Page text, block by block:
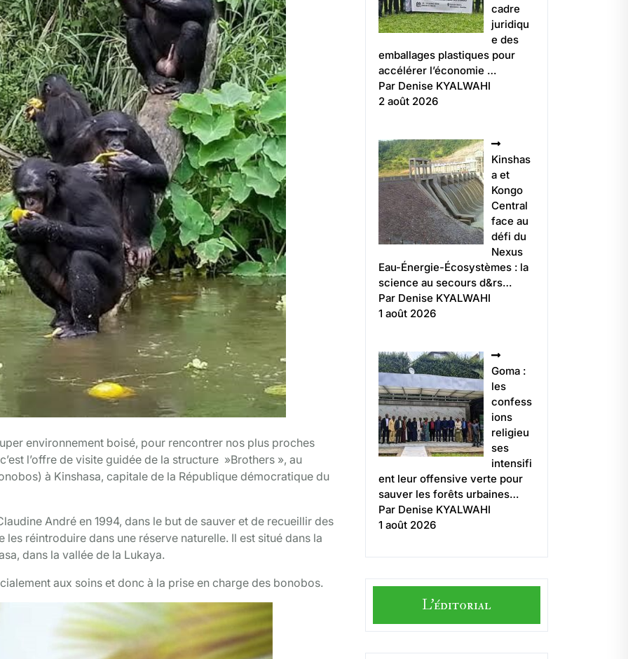
environnement boisé, pour rencontrer nos plus proches
l’offre de visite guidée de la structure »Brothers », au
à Kinshasa, capitale de la République démocratique du
André en 1994, dans le but de sauver et de recueillir des
réintroduire dans une réserve naturelle. Il est situé dans la
dans la vallée de la Lukaya.
aux soins et donc à la prise en charge des bonobos.
cadre
juridiqu
e des
emballages plastiques pour
accélérer l’économie …
Par Denise KYALWAHI
2 août 2026
Kinshas
a et
Kongo
Central
face au
défi du
Nexus
Eau-Énergie-Écosystèmes : la
science au secours d&rs…
Par Denise KYALWAHI
1 août 2026
Goma :
les
confess
ions
religieu
ses
intensifi
ent leur offensive verte pour
sauver les forêts urbaines…
Par Denise KYALWAHI
1 août 2026
L'éditorial